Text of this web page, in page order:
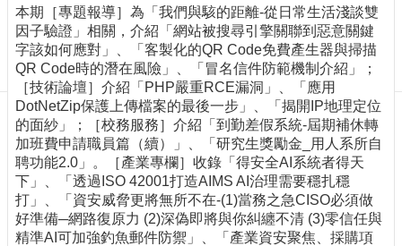
首
頁
聯
絡
資
訊
訂
閱/
取
消
網
站
本期［專題報導］為「我們與駭的距離-從日常生活淺談雙
因子驗證」相關，介紹「網站被搜尋引擎關聯到惡意關鍵
字該如何應對」、「客製化的QR Code免費產生器與掃描
QR Code時的潛在風險」、「冒名信件防範機制介紹」；
［技術論壇］介紹「PHP嚴重RCE漏洞」、「應用
DotNetZip保護上傳檔案的最後一步」、「揭開IP地理定位
的面紗」；［校務服務］介紹「到勤差假系統-屆期補休轉
加班費申請職員篇（續）」、「研究生獎勵金_用人系所自
聘功能2.0」。［產業專欄］收錄「得安全AI系統者得天
下」、「透過ISO 42001打造AIMS AI治理需要穩扎穩
打」、「資安威脅更將無所不在-(1)當務之急CISO必須做
好準備─網路復原力 (2)深偽即將與你糾纏不清 (3)零信任與
精準AI可加強釣魚郵件防禦」、「產業資安聚焦、採購項